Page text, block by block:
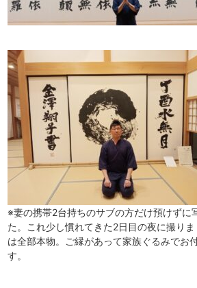
※妻の携帯2台持ちのサブの方だけ預けずに
た。これ少し慣れてきた2日目の夜に撮り
は全部本物。ご縁があって家族ぐるみでお
す。